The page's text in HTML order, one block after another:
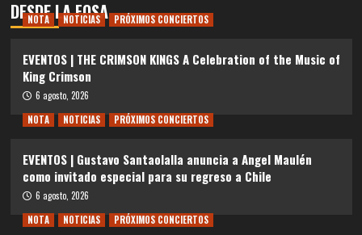
DESDE LA FOSA
NOTA NOTICIAS PRÓXIMOS CONCIERTOS
EVENTOS | THE CRIMSON KINGS A Celebration of the Music of
King Crimson
6 agosto, 2026
NOTA
NOTICIAS PRÓXIMOS CONCIERTOS
EVENTOS | Gustavo Santaolalla anuncia a Angel Maulén
como invitado especial para su regreso a Chile
6 agosto, 2026
NOTA
NOTICIAS PRÓXIMOS CONCIERTOS